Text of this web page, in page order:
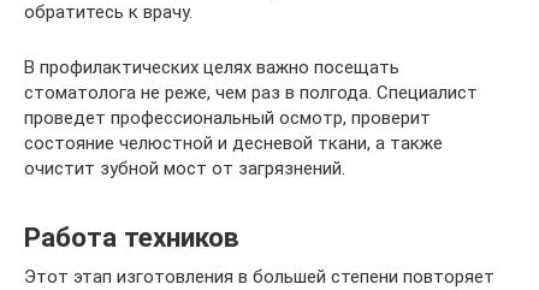
обратитесь к врачу.
В профилактических целях важно посещать
стоматолога не реже, чем раз в полгода. Специалист
проведет профессиональный осмотр, проверит
состояние челюстной и десневой ткани, а также
очистит зубной мост от загрязнений.
Работа техников
Этот этап изготовления в большей степени повторяет